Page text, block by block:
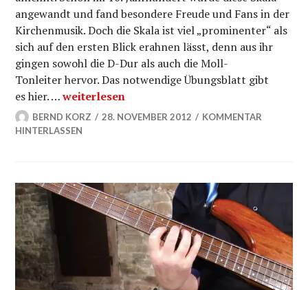
angewandt und fand besondere Freude und Fans in der
Kirchenmusik. Doch die Skala ist viel „prominenter“ als
sich auf den ersten Blick erahnen lässt, denn aus ihr
gingen sowohl die D-Dur als auch die Moll-
Tonleiter hervor. Das notwendige Übungsblatt gibt
es hier. …Äolische Tonleiter – Bobbys Bass 14
weiterlesen
BERND KORZ 28. NOVEMBER 2012
KOMMENTAR
HINTERLASSEN